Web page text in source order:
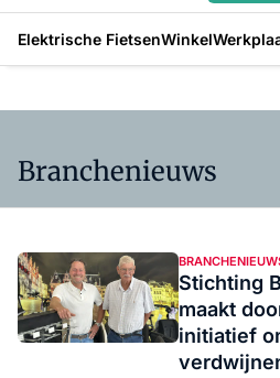
Elektrische FietsenWinkel
Branchenieuws
Stichting
maakt
initiatief